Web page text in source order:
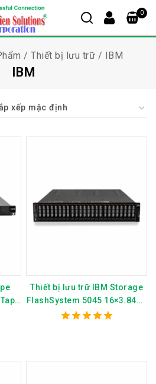
0
/ Thiết bị lưu trữ / IBM
IBM
Thiết bị lưu trữ IBM Storage
FlashSystem 5045 16×3.84TB
SFF Control Enclosure 4680-